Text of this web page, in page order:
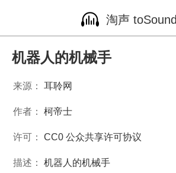
淘声 toSound
机器人的机械手
来源： 耳聆网
作者： 柯帝士
许可： CC0 公众共享许可协议
描述： 机器人的机械手